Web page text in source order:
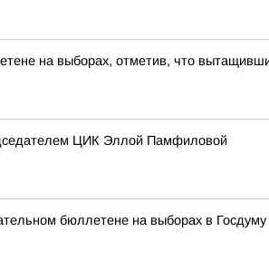
на выборах, отметив, что
ЦИК Эллой Памфиловой
бюллетене на выборах в Госдуму